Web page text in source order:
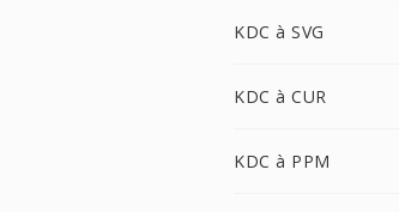
KDC à SVG
KDC à CUR
KDC à PPM